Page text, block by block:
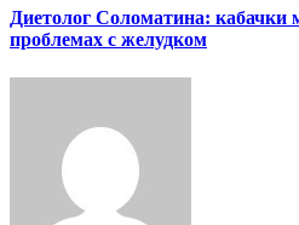
Диетолог Соломатина: кабачки
проблемах с желудком